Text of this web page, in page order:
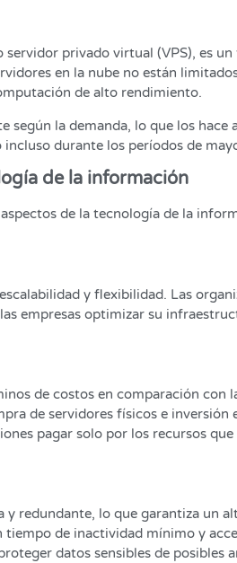
privado virtual (VPS), es
en la nube no están
de alto rendimiento.
la demanda, lo que los
durante los períodos de
de la información
de la tecnología de la
y flexibilidad. Las
empresas optimizar su
de costos en comparación
de servidores físicos e
pagar solo por los recursos
redundante, lo que garantiza un
de inactividad mínimo y
datos sensibles de posibles